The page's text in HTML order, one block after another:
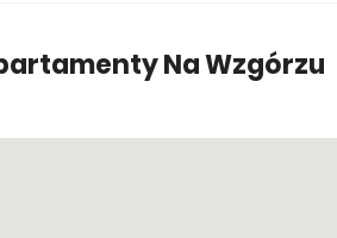
Na Wzgórzu